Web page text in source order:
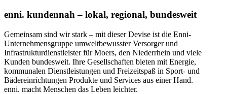
enni. kundennah – lokal, regional, bundesweit
Gemeinsam sind wir stark – mit dieser Devise ist die Enni-
Unternehmensgruppe umweltbewusster Versorger und
Infrastrukturdienstleister für Moers, den Niederrhein und viele
Kunden bundesweit. Ihre Gesellschaften bieten mit Energie,
kommunalen Dienstleistungen und Freizeitspaß in Sport- und
Bädereinrichtungen Produkte und Services aus einer Hand.
enni. macht Menschen das Leben leichter.